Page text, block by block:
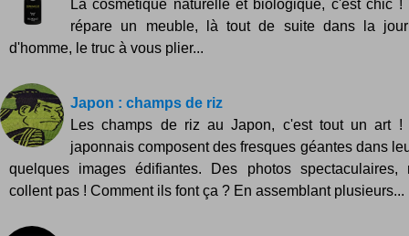
La cosmétique naturelle et biologique, c'est chic
répare un meuble, là tout de suite dans la
d'homme, le truc à vous plier...
Japon : champs de riz
Les champs de riz au Japon, c'est tout un art !
japonnais composent des fresques géantes dans
quelques images édifiantes. Des photos
collent pas ! Comment ils font ça ? En assemblant plusieurs...